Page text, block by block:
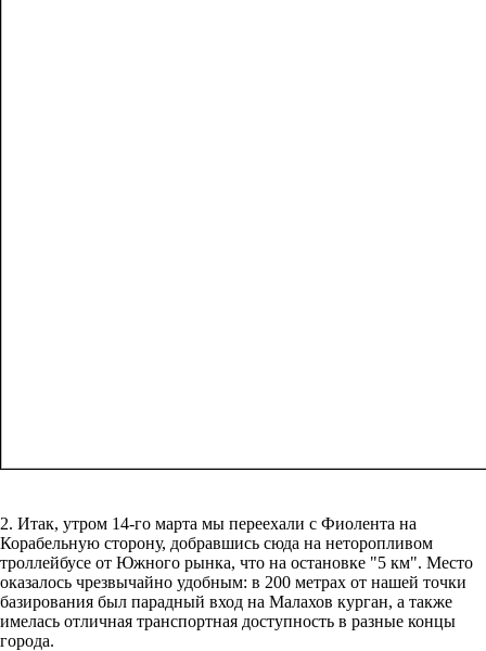
2. Итак, утром 14-го марта мы переехали с Фиолента на
Корабельную сторону, добравшись сюда на неторопливом
троллейбусе от Южного рынка, что на остановке "5 км". Место
оказалось чрезвычайно удобным: в 200 метрах от нашей точки
базирования был парадный вход на Малахов курган, а также
имелась отличная транспортная доступность в разные концы
города.